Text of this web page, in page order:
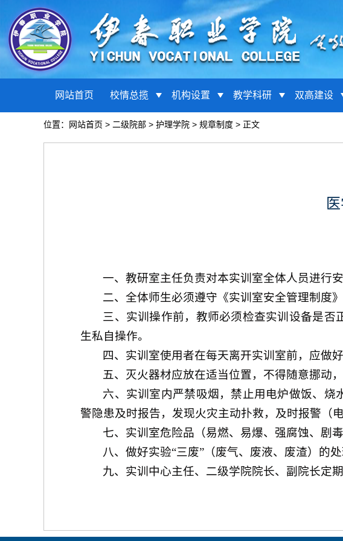
网站首页 校情总揽 机构设置 教学科研 双高建设
位置： 网站首页 > 二级院部 > 护理学院 > 规章制度 > 正文
一、教研室主任负责对本实训室全体人员进行
二、全体师生必须遵守《实训室安全管理制度
三、实训操作前，教师必须检查实训设备是
生私自操作。
四、实训室使用者在每天离开实训室前，应做
五、灭火器材应放在适当位置，不得随意挪动
六、实训室内严禁吸烟，禁止用电炉做饭、
警隐患及时报告，发现火灾主动扑救，及时报警（
七、实训室危险品（易燃、易爆、强腐蚀、剧
八、做好实验“三废”（废气、废液、废渣）的处
九、实训中心主任、二级学院院长、副院长定